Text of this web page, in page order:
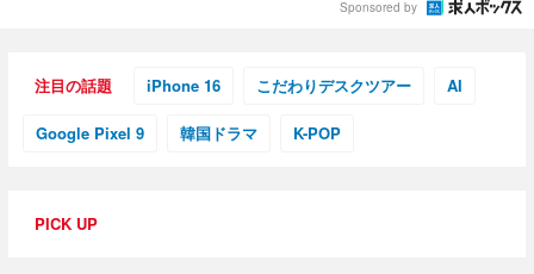
Sponsored by
注目の話題 iPhone 16 こだわりデスクツアー AI
Google Pixel 9 韓国ドラマ K-POP
PICK UP